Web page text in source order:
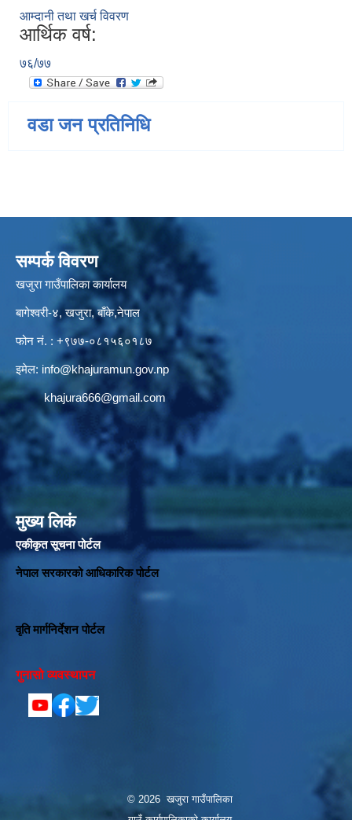
आम्दानी तथा खर्च विवरण
आर्थिक वर्ष:
७६/७७
वडा जन प्रतिनिधि
सम्पर्क विवरण
खजुरा गाउँपालिका कार्यालय
बागेश्वरी-४, खजुरा, बाँके,नेपाल
फोन नं. : +९७७-०८१५६०१८७
इमेल: info@khajuramun.gov.np
khajura666@gmail.com
मुख्य लिकं
एकीकृत सूचना पोर्टल
नेपाल सरकारको आधिकारिक पोर्टल
वृति मार्गनिर्देशन पोर्टल
गुनासो व्यवस्थापन
© 2026 खजुरा गाउँपालिका